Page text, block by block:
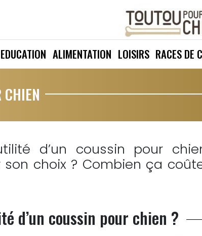
EDUCATION ALIMENTATION LOISIRS RACES DE
CHIEN
d’un coussin pour
choix ? Combien ça
d’un coussin pour chien ?